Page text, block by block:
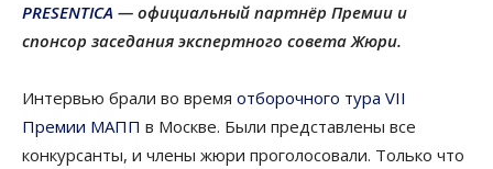
PRESENTICA — официальный партнёр Премии и
спонсор заседания экспертного совета Жюри.
Интервью брали во время отборочного тура VII
Премии МАПП в Москве. Были представлены все
конкурсанты, и члены жюри проголосовали. Только что